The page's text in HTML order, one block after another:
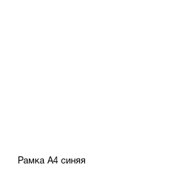
Рамка А4 синяя